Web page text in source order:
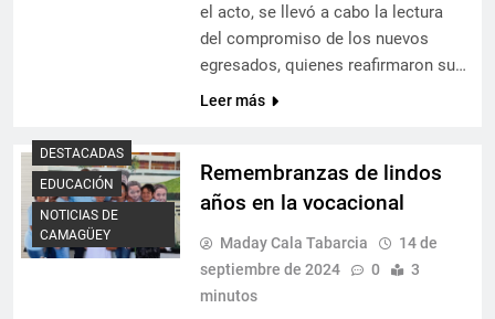
el acto, se llevó a cabo la lectura
del compromiso de los nuevos
egresados, quienes reafirmaron su…
Leer más
DESTACADAS
EDUCACIÓN
NOTICIAS DE
CAMAGÜEY
Remembranzas de lindos
años en la vocacional
Maday Cala Tabarcia
14 de
septiembre de 2024
0
3
minutos